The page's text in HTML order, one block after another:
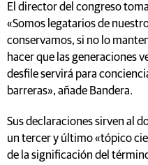
El director del congreso
«Somos legatarios de
conservamos, si no lo
hacer que las generaciones
desfile servirá para
barreras», añade Bandera.
Sus declaraciones sirven al
un tercer y último «tópico
de la significación del